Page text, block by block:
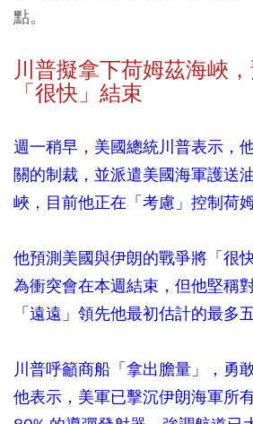
點。
川普擬拿下荷姆茲海峽
「很快」結束
週一稍早，美國總統川普表示，
關的制裁，並派遣美國海軍護送
峽，目前他正在「考慮」控制荷姆
他預測美國與伊朗的戰爭將「很
為衝突會在本週結束，但他堅稱
「遠遠」領先他最初估計的最多
川普呼籲商船「拿出膽量」，勇
他表示，美軍已擊沉伊朗海軍所